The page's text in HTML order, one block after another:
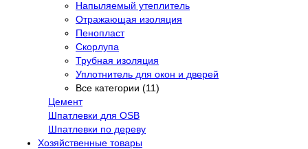
Напыляемый утеплитель
Отражающая изоляция
Пенопласт
Скорлупа
Трубная изоляция
Уплотнитель для окон и дверей
Все категории (11)
Цемент
Шпатлевки для OSB
Шпатлевки по дереву
Хозяйственные товары